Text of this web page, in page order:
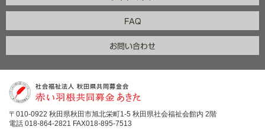
〒010-0922 秋田県秋田市旭北栄町1-5 秋田県社会福祉会館内 2階
電話 018-864-2821 FAX018-895-7513